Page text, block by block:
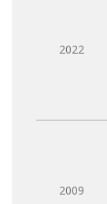
2022
2009